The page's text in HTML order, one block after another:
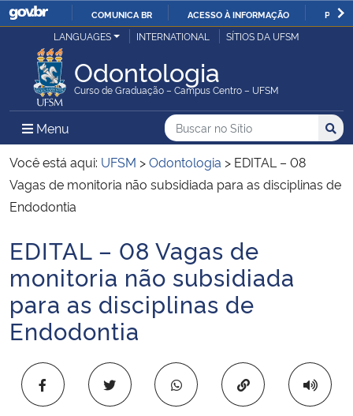
IR
O
COMUNICA BR ACESSO À INFORMAÇÃO
Ministério da Justiça e Segurança Pública
Ministério da Defesa
Ministério das Relações Exteriores
Ministério da Economia
Ministério da Infraestrutura
Ministério da Agricultura, Pecuária e Abastecimento
Ministério da Educação
Ministério da Cidadania
Ministério da Saúde
LANGUAGES INTERNATIONAL SÍTIOS DA UFSM
Odontologia
Curso de Graduação – Campus Centro – UFSM
Menu Menu Principal do Sítio
Busca
Buscar no no Sítio
Busca:
Você está aqui: UFSM >Odontologia > EDITAL – 08
Vagas de monitoria não subsidiada para as disciplinas de
Endodontia
Início do conteúdo
EDITAL – 08 Vagas de
monitoria não subsidiada
para as disciplinas de
Endodontia
Copiar para área